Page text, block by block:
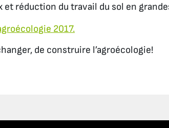
réduction du travail du sol en
2017.
de construire l’agroécologie!